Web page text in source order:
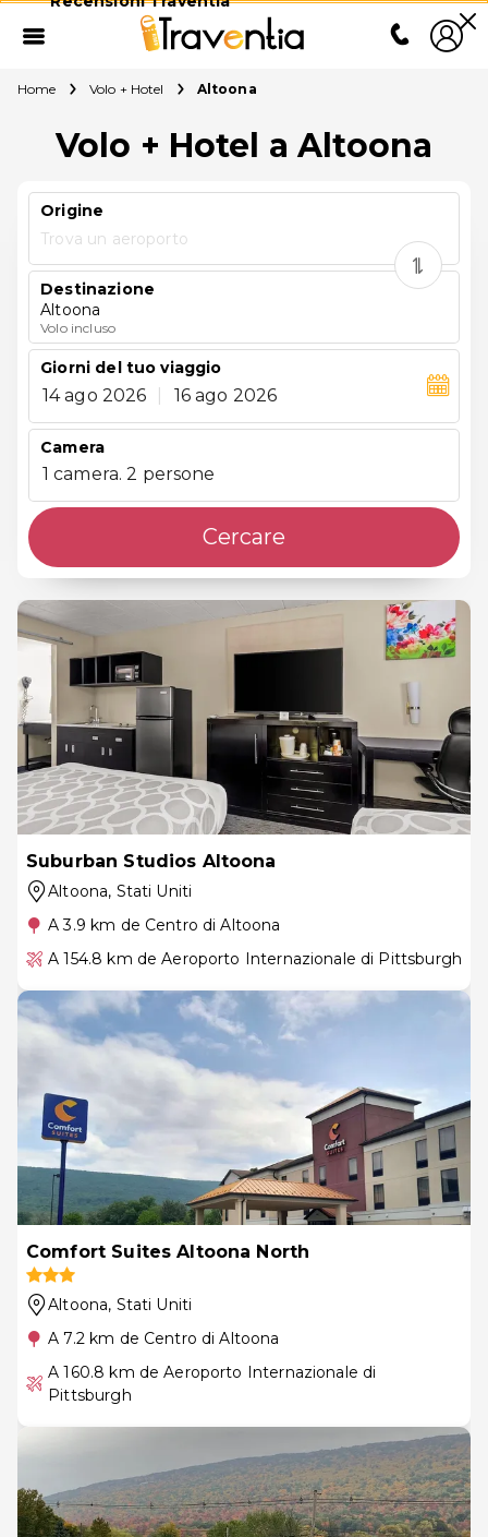
Home Volo + Hotel Altoona
Volo + Hotel a Altoona
Origine
Trova un aeroporto
Destinazione
Altoona
Volo incluso
Giorni del tuo viaggio
14 ago 2026 16 ago 2026
Camera
1 camera. 2 persone
Cercare
Suburban Studios Altoona
Altoona, Stati Uniti
A 3.9 km de Centro di Altoona
A 154.8 km de Aeroporto Internazionale di Pittsburgh
Comfort Suites Altoona North
Altoona, Stati Uniti
A 7.2 km de Centro di Altoona
A 160.8 km de Aeroporto Internazionale di
Pittsburgh